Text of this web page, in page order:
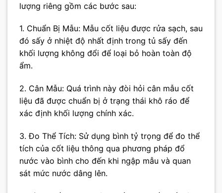
lượng riêng gồm các bước sau:
1. Chuẩn Bị Mẫu: Mẫu cốt liệu được rửa sạch, sau
đó sấy ở nhiệt độ nhất định trong tủ sấy đến
khối lượng không đổi để loại bỏ hoàn toàn độ
ẩm.
2. Cân Mẫu: Quá trình này đòi hỏi cân mẫu cốt
liệu đã được chuẩn bị ở trạng thái khô ráo để
xác định khối lượng chính xác.
3. Đo Thể Tích: Sử dụng bình tỷ trọng để đo thể
tích của cốt liệu thông qua phương pháp đổ
nước vào bình cho đến khi ngập mẫu và quan
sát mức nước dâng lên.